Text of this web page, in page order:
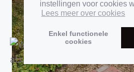
instellingen voor cookies
Lees meer over cookies
Enkel functionele
cookies